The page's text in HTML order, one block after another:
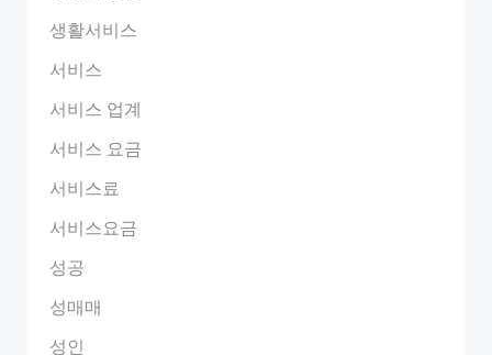
생활서비스
서비스
서비스 업계
서비스 요금
서비스료
서비스요금
성공
성매매
성인